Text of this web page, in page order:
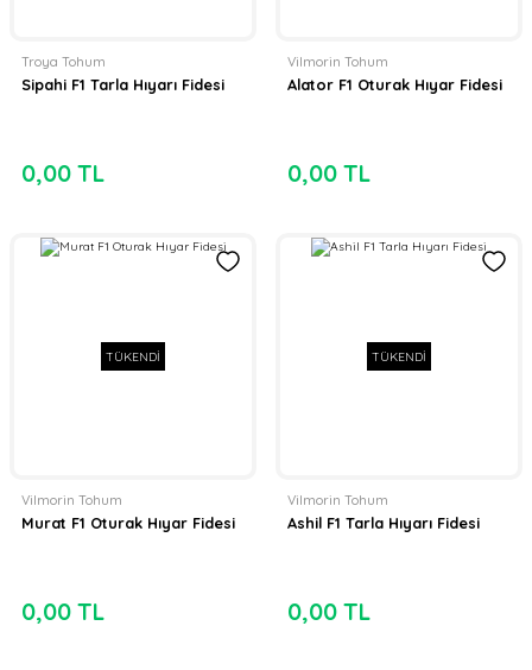
Troya Tohum
Sipahi F1 Tarla Hıyarı Fidesi
0,00 TL
Vilmorin Tohum
Alator F1 Oturak Hıyar Fidesi
0,00 TL
TÜKENDİ
Vilmorin Tohum
Murat F1 Oturak Hıyar Fidesi
0,00 TL
TÜKENDİ
Vilmorin Tohum
Ashil F1 Tarla Hıyarı Fidesi
0,00 TL